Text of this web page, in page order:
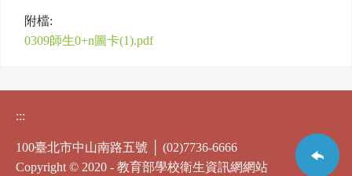
附檔:
0309師生0+n圖卡(1).pdf
:::
100臺北市中山南路五號 │ (02)7736-6666
Copyright © 2020 - 教育部學校衛生資訊網網站